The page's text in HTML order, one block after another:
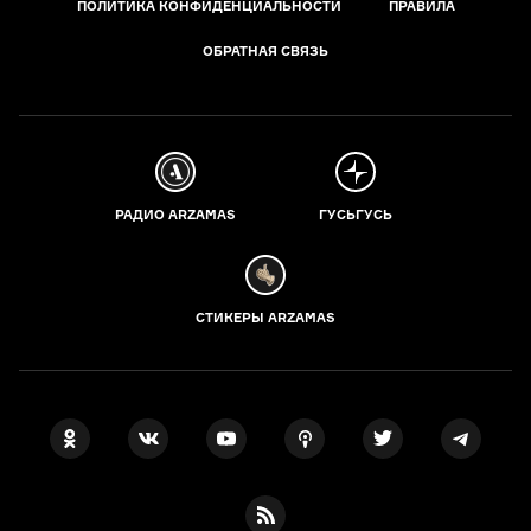
ПОЛИТИКА КОНФИДЕНЦИАЛЬНОСТИ ПРАВИЛА
ОБРАТНАЯ СВЯЗЬ
РАДИО ARZAMAS ГУСЬГУСЬ
СТИКЕРЫ ARZAMAS